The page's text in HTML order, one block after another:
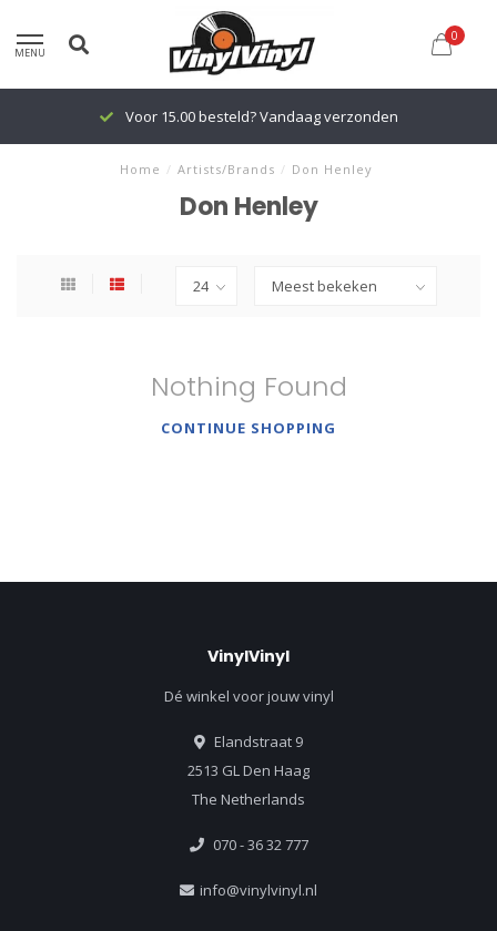
MENU
0
Voor 15.00 besteld? Vandaag verzonden
Home / Artists/Brands / Don Henley
Don Henley
Nothing Found
CONTINUE SHOPPING
VinylVinyl
Dé winkel voor jouw vinyl
Elandstraat 9
2513 GL Den Haag
The Netherlands
070 - 36 32 777
info@vinylvinyl.nl